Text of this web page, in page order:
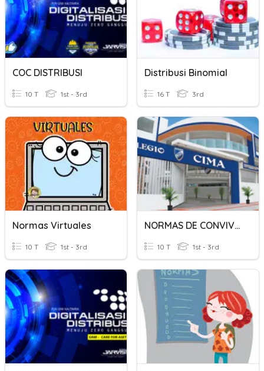
COC DISTRIBUSI
10 T 1st - 3rd
Distribusi Binomial
16 T 3rd
Normas Virtuales
10 T 1st - 3rd
NORMAS DE CONVIVENCIA
10 T 1st - 3rd